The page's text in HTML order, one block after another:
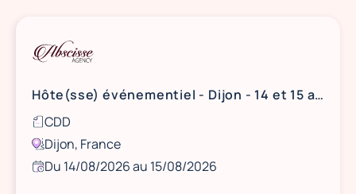
Hôte(sse) événementiel - Dijon - 14 et 15 août
CDD
Dijon, France
Du 14/08/2026 au 15/08/2026